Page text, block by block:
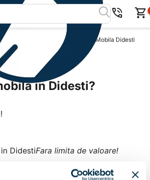
Mobila Judetul Teleorman Mobila Didesti
in Didesti?
DidestiFara limita de valoare!